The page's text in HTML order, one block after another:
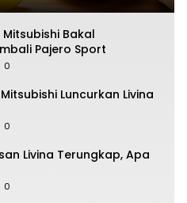
Bakal
Pajero Sport
0
Luncurkan Livina
0
Livina Terungkap, Apa
0